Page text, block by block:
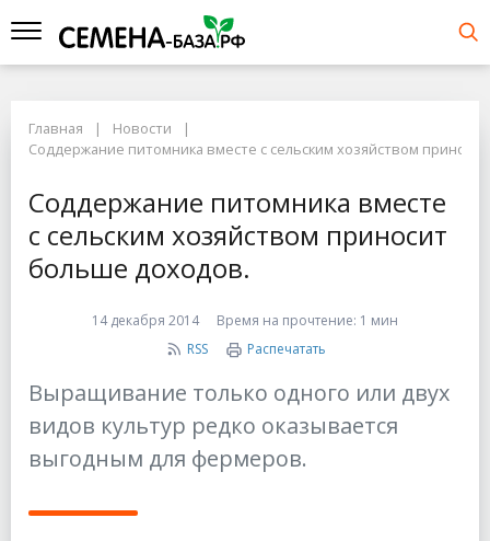
Главная
Новости
Соддержание питомника вместе с сельским хозяйством
Соддержание питомника вместе
с сельским хозяйством приносит
больше доходов.
14 декабря 2014 Время на прочтение: 1 мин
RSS
Распечатать
Выращивание только одного или двух
видов культур редко оказывается
выгодным для фермеров.